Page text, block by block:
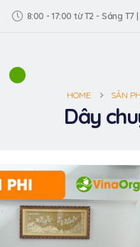
8:00 - 17:00 từ T2 - Sáng T7
HOME SẢN
Dây